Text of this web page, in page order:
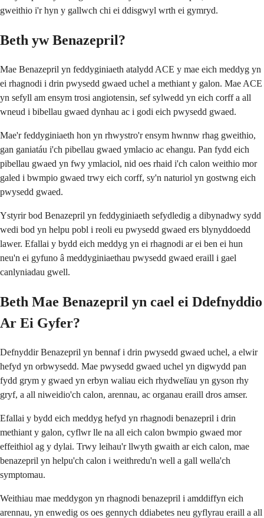
gweithio i'r hyn y gallwch chi ei ddisgwyl wrth ei gymryd.
Beth yw Benazepril?
Mae Benazepril yn feddyginiaeth atalydd ACE y mae eich meddyg yn
ei rhagnodi i drin pwysedd gwaed uchel a methiant y galon. Mae ACE
yn sefyll am ensym trosi angiotensin, sef sylwedd yn eich corff a all
wneud i bibellau gwaed dynhau ac i godi eich pwysedd gwaed.
Mae'r feddyginiaeth hon yn rhwystro'r ensym hwnnw rhag gweithio,
gan ganiatáu i'ch pibellau gwaed ymlacio ac ehangu. Pan fydd eich
pibellau gwaed yn fwy ymlaciol, nid oes rhaid i'ch calon weithio mor
galed i bwmpio gwaed trwy eich corff, sy'n naturiol yn gostwng eich
pwysedd gwaed.
Ystyrir bod Benazepril yn feddyginiaeth sefydledig a dibynadwy sydd
wedi bod yn helpu pobl i reoli eu pwysedd gwaed ers blynyddoedd
lawer. Efallai y bydd eich meddyg yn ei rhagnodi ar ei ben ei hun
neu'n ei gyfuno â meddyginiaethau pwysedd gwaed eraill i gael
canlyniadau gwell.
Beth Mae Benazepril yn cael ei Ddefnyddio
Ar Ei Gyfer?
Defnyddir Benazepril yn bennaf i drin pwysedd gwaed uchel, a elwir
hefyd yn orbwysedd. Mae pwysedd gwaed uchel yn digwydd pan
fydd grym y gwaed yn erbyn waliau eich rhydwelïau yn gyson rhy
gryf, a all niweidio'ch calon, arennau, ac organau eraill dros amser.
Efallai y bydd eich meddyg hefyd yn rhagnodi benazepril i drin
methiant y galon, cyflwr lle na all eich calon bwmpio gwaed mor
effeithiol ag y dylai. Trwy leihau'r llwyth gwaith ar eich calon, mae
benazepril yn helpu'ch calon i weithredu'n well a gall wella'ch
symptomau.
Weithiau mae meddygon yn rhagnodi benazepril i amddiffyn eich
arennau, yn enwedig os oes gennych ddiabetes neu gyflyrau eraill a all